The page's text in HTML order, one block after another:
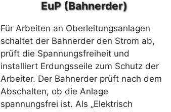
EuP (Bahnerder)
Für Arbeiten an Oberleitungsanlagen
schaltet der Bahnerder den Strom ab,
prüft die Spannungsfreiheit und
installiert Erdungsseile zum Schutz der
Arbeiter. Der Bahnerder prüft nach dem
Abschalten, ob die Anlage
spannungsfrei ist. Als „Elektrisch